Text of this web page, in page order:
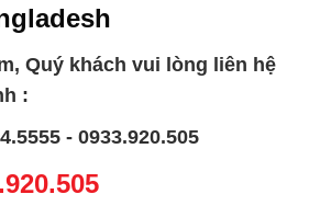
Quý khách vui lòng liên hệ
:
- 0933.920.505